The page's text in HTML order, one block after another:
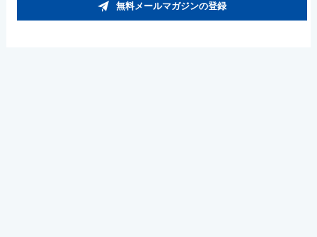
無料メールマガジンの登録